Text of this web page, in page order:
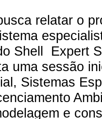
relatar o
Shell Expert
uma sessão
Sistemas
e